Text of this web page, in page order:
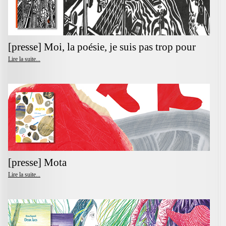
[presse] Moi, la poésie, je suis pas trop pour
Lire la suite...
[presse] Mota
Lire la suite...